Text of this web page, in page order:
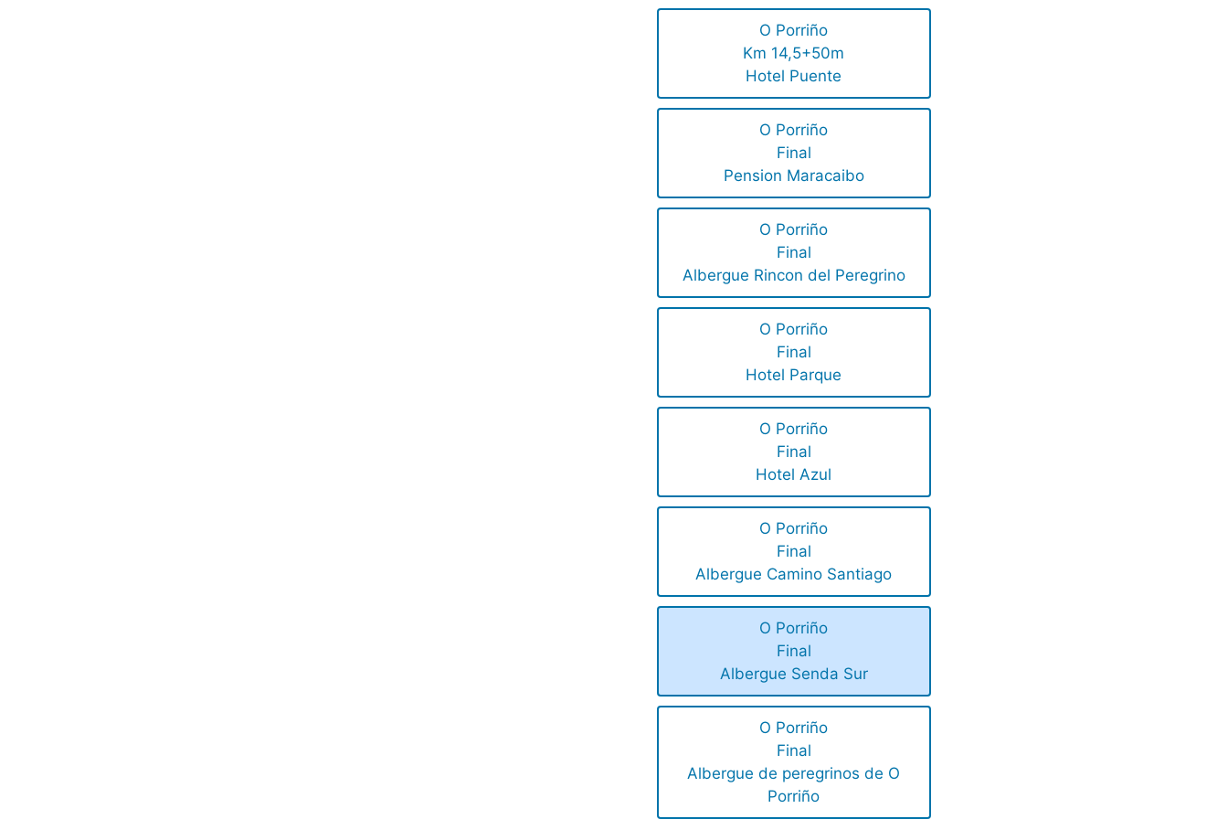
O Porriño
Km 14,5+50m
Hotel Puente
O Porriño
Final
Pension Maracaibo
O Porriño
Final
Albergue Rincon del Peregrino
O Porriño
Final
Hotel Parque
O Porriño
Final
Hotel Azul
O Porriño
Final
Albergue Camino Santiago
O Porriño
Final
Albergue Senda Sur
O Porriño
Final
Albergue de peregrinos de O
Porriño